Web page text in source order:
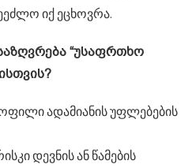
იქ ეცხოვრა.
“უსაფრთხო
ადამიანის უფლებების
დევნის ან წამების